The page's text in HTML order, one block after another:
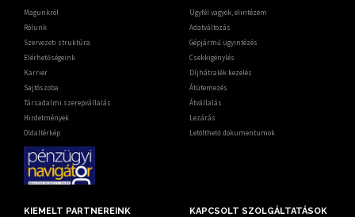
Magunkról
Rólunk
Szervezeti struktúra
Elérhetőségeink
Karrier
Sajtószoba
Társadalmi szerepvállalás
Hirdetmények
Oldaltérkép
Ügyfél vagyok, elintézem
Adatváltozás
Gépjármű ügyintézés
Csekkigénylés
Díjhátralék kezelés
Átütemezés
Átvállalás
Lezárás
Letölthető dokumentumok
KIEMELT PARTNEREINK KAPCSOLT SZOLGÁLTATÁSOK